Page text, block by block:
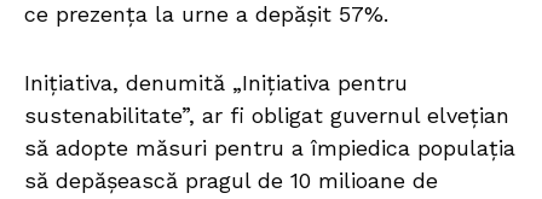
ce prezența la urne a depășit 57%.
Inițiativa, denumită „Inițiativa pentru
sustenabilitate”, ar fi obligat guvernul elvețian
să adopte măsuri pentru a împiedica populația
să depășească pragul de 10 milioane de